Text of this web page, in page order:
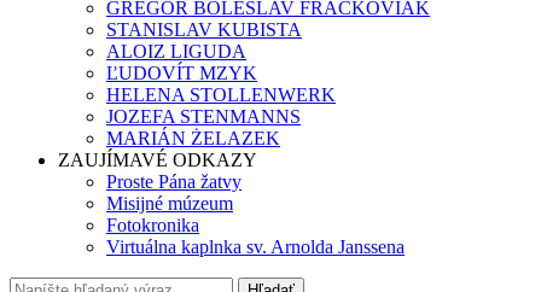
GREGOR BOLESLAV FRACKOVIAK
STANISLAV KUBISTA
ALOIZ LIGUDA
ĽUDOVÍT MZYK
HELENA STOLLENWERK
JOZEFA STENMANNS
MARIÁN ŻELAZEK
ZAUJÍMAVÉ ODKAZY
Proste Pána žatvy
Misijné múzeum
Fotokronika
Virtuálna kaplnka sv. Arnolda Janssena